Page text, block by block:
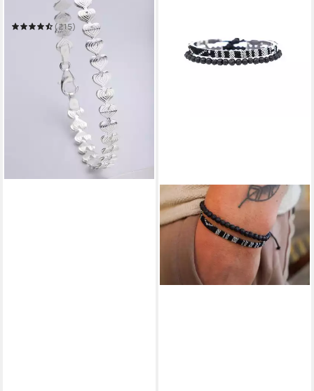
Silber 925 Armschmuck
Armkette Fantasie
(215)
UVP 54,99 €
in 1-2 Werktagen bei dir